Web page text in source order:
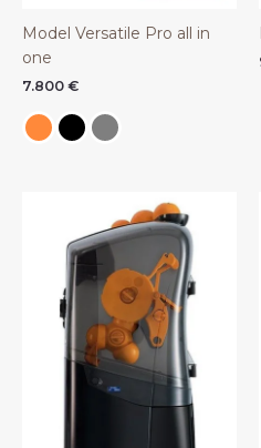
Model Versatile Pro all in
one
7.800 €